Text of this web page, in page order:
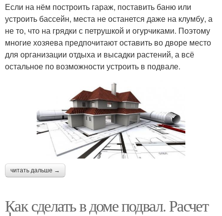
Если на нём построить гараж, поставить баню или
устроить бассейн, места не останется даже на клумбу, а
не то, что на грядки с петрушкой и огурчиками. Поэтому
многие хозяева предпочитают оставить во дворе место
для организации отдыха и высадки растений, а всё
остальное по возможности устроить в подвале.
читать дальше →
Как сделать в доме подвал. Расчет